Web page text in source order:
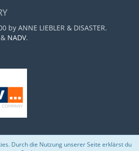
by ANNE LIEBLER & DISASTER.
& NADV.
Durch die Nutzung unserer Seite erklärst du